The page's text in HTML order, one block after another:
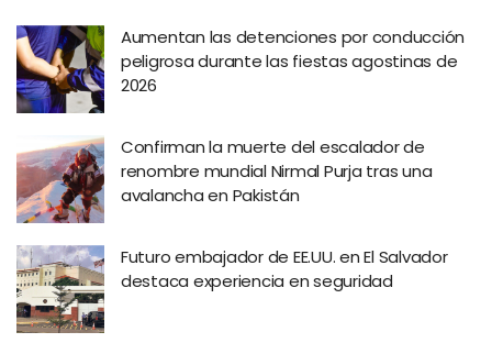
Aumentan las detenciones por conducción
peligrosa durante las fiestas agostinas de
2026
Confirman la muerte del escalador de
renombre mundial Nirmal Purja tras una
avalancha en Pakistán
Futuro embajador de EE.UU. en El Salvador
destaca experiencia en seguridad